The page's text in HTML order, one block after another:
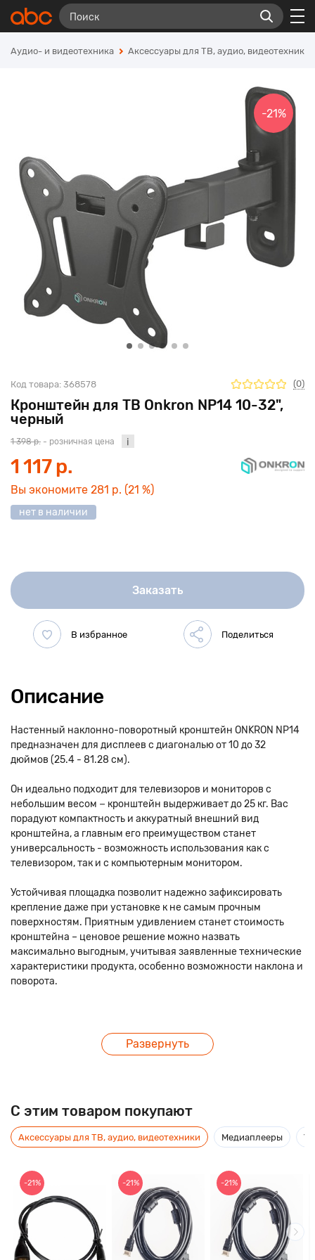
Аудио- и видеотехника Аксессуары для ТВ, аудио, видеотехники
Кронштейн для ТВ Onkron NP14 10-32",
черный
Код товара: 368578 (0)
-21%
1 398 р. - розничная цена
1 117 р.
Вы экономите 281 р. (21 %)
нет в наличии
Заказать
Описание
Настенный наклонно-поворотный кронштейн ONKRON NP14
предназначен для дисплеев с диагональю от 10 до 32
дюймов (25.4 - 81.28 см).
Он идеально подходит для телевизоров и мониторов с
небольшим весом − кронштейн выдерживает до 25 кг. Вас
порадуют компактность и аккуратный внешний вид
кронштейна, а главным его преимуществом станет
универсальность - возможность использования как с
телевизором, так и с компьютерным монитором.
Устойчивая площадка позволит надежно зафиксировать
крепление даже при установке к не самым прочным
поверхностям. Приятным удивлением станет стоимость
кронштейна – ценовое решение можно назвать
максимально выгодным, учитывая заявленные технические
характеристики продукта, особенно возможности наклона и
поворота.
Развернуть
C этим товаром покупают
Аксессуары для ТВ, аудио, видеотехники Медиаплееры
-21% -21% -21%